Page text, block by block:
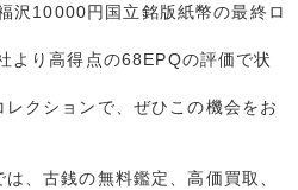
沢10000円国立銘版紙幣の最終ロ
より高得点の68EPQの評価で状
クションで、ぜひこの機会をお
、古銭の無料鑑定、高価買取、